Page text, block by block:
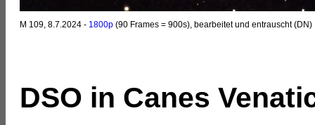
M 109, 8.7.2024 - 1800p (90 Frames = 900s), bearbeitet und entrauscht (DN)
DSO in Canes